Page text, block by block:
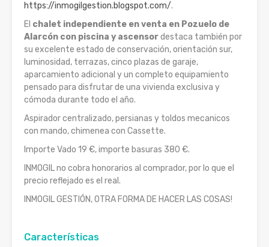
https://inmogilgestion.blogspot.com/.
El chalet independiente en venta en Pozuelo de
Alarcón con piscina y ascensordestaca también por
su excelente estado de conservación, orientación sur,
luminosidad, terrazas, cinco plazas de garaje,
aparcamiento adicional y un completo equipamiento
pensado para disfrutar de una vivienda exclusiva y
cómoda durante todo el año.
Aspirador centralizado, persianas y toldos mecanicos
con mando, chimenea con Cassette.
Importe Vado 19 €, importe basuras 380 €.
INMOGIL no cobra honorarios al comprador, por lo que el
precio reflejado es el real.
INMOGIL GESTIÓN, OTRA FORMA DE HACER LAS COSAS!
Características